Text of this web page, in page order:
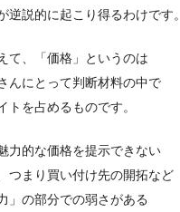
逆説的に起こり得るわけです。
て、「価格」というのは
んにとって判断材料の中で
トを占めるものです。
力的な価格を提示できない
つまり買い付け先の開拓など
」の部分での弱さがある